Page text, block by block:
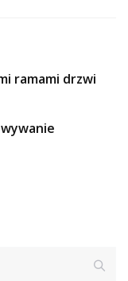
ramami drzwi